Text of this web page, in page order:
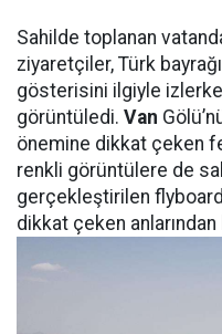
Sahilde toplanan
ziyaretçiler, Türk
gösterisini ilgiyle
görüntüledi. Van
önemine dikkat çeken
renkli görüntülere de
gerçekleştirilen
dikkat çeken